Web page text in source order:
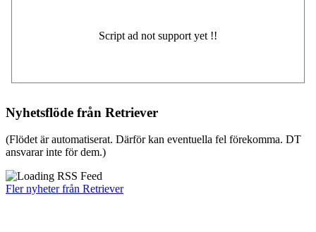
Nyhetsflöde från Retriever
(Flödet är automatiserat. Därför kan eventuella fel förekomma. DT
ansvarar inte för dem.)
Fler nyheter från Retriever